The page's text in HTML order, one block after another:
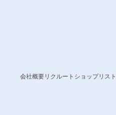
会社概要 リクルート ショップリスト